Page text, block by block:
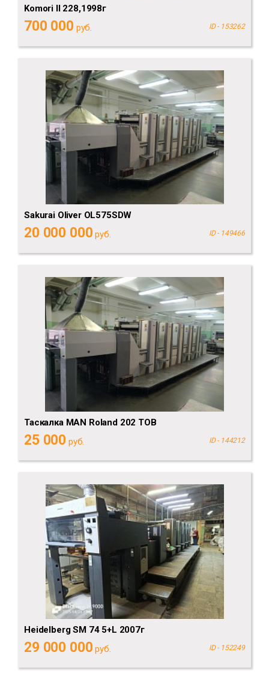
Komori II 228,1998г
700 000 руб. ID - 153262
Sakurai Oliver OL575SDW
20 000 000 руб. ID - 149466
Таскалка MAN Roland 202 TOB
25 000 руб. ID - 144212
Heidelberg SM 74 5+L 2007г
29 000 000 руб. ID - 152249